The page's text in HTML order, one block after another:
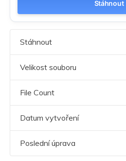
Stáhnout
Stáhnout
Velikost souboru
File Count
Datum vytvoření
Poslední úprava